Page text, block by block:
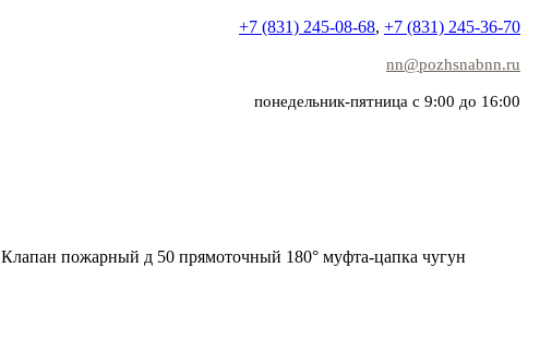
+7 (831) 245-08-68, +7 (831) 245-36-70
nn@pozhsnabnn.ru
понедельник-пятница с 9:00 до 16:00
Клапан пожарный д 50 прямоточный 180° муфта-цапка чугун